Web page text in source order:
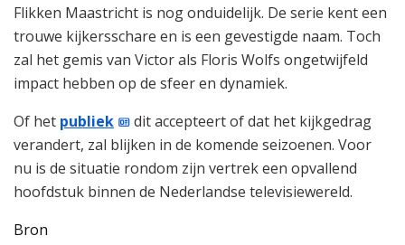
Flikken Maastricht is nog onduidelijk. De serie kent een
trouwe kijkersschare en is een gevestigde naam. Toch
zal het gemis van Victor als Floris Wolfs ongetwijfeld
impact hebben op de sfeer en dynamiek.
Of het publiek
dit accepteert of dat het kijkgedrag
verandert, zal blijken in de komende seizoenen. Voor
nu is de situatie rondom zijn vertrek een opvallend
hoofdstuk binnen de Nederlandse televisiewereld.
Bron